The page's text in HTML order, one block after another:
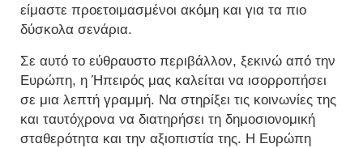
είμαστε προετοιμασμένοι ακόμη και για τα πιο
δύσκολα σενάρια.
Σε αυτό το εύθραυστο περιβάλλον, ξεκινώ από την
Ευρώπη, η Ήπειρός μας καλείται να ισορροπήσει
σε μια λεπτή γραμμή. Να στηρίξει τις κοινωνίες της
και ταυτόχρονα να διατηρήσει τη δημοσιονομική
σταθερότητα και την αξιοπιστία της. Η Ευρώπη